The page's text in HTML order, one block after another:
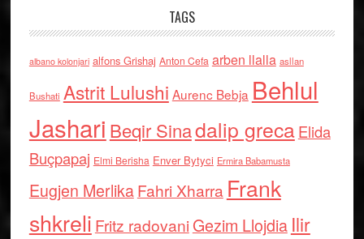
TAGS
albano kolonjari alfons Grishaj Anton Cefa arben llalla asllan
Bushati Astrit Lulushi Aurenc Bebja Behlul
Jashari Beqir Sinadalip grecaElida
Buçpapaj Elmi Berisha Enver Bytyci Ermira Babamusta
Eugjen MerlikaFahri Xharra Frank
shkreli Fritz radovaniGezim Llojdia Ilir